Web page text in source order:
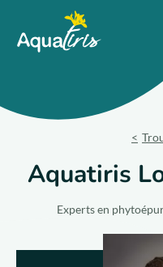
Nos solutions
Aquatiris
Experts en